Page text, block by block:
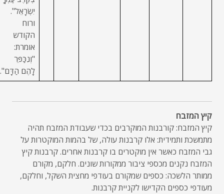
יִשְׂרָאֵל".
ורוח
הקודש
אומרת:
"וְנִכַּפֵּר
לָהֶם הַדָּם".
קיץ המזבח
קיץ המזבח: קורבנות המוקרבים בכדי שעבודת המזבח תהיה
מתמשכת ותמידית: אלו קרבנות עולה, של בהמות המוקטרות על
גבי המזבח כאשר אין מוקטרים בו קרבנות אחרים. קרבנות קיץ
המזבח נקנים מכספי ציבור ממקורות שונים. חלקם, מקורם
ממותר הלשכה: כספים שמקורם בעודפי מחצית השקל, וחלקם,
מעודפי כספים הקדישו לקניית קרבנות.